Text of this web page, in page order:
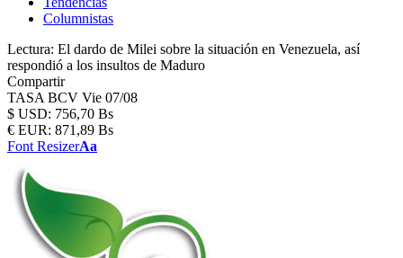
Columnistas
Lectura: El dardo de Milei sobre la situación en Venezuela, así
respondió a los insultos de Maduro
Compartir
TASA BCV Vie 07/08
$ USD: 756,70 Bs
€ EUR: 871,89 Bs
Font ResizerAa